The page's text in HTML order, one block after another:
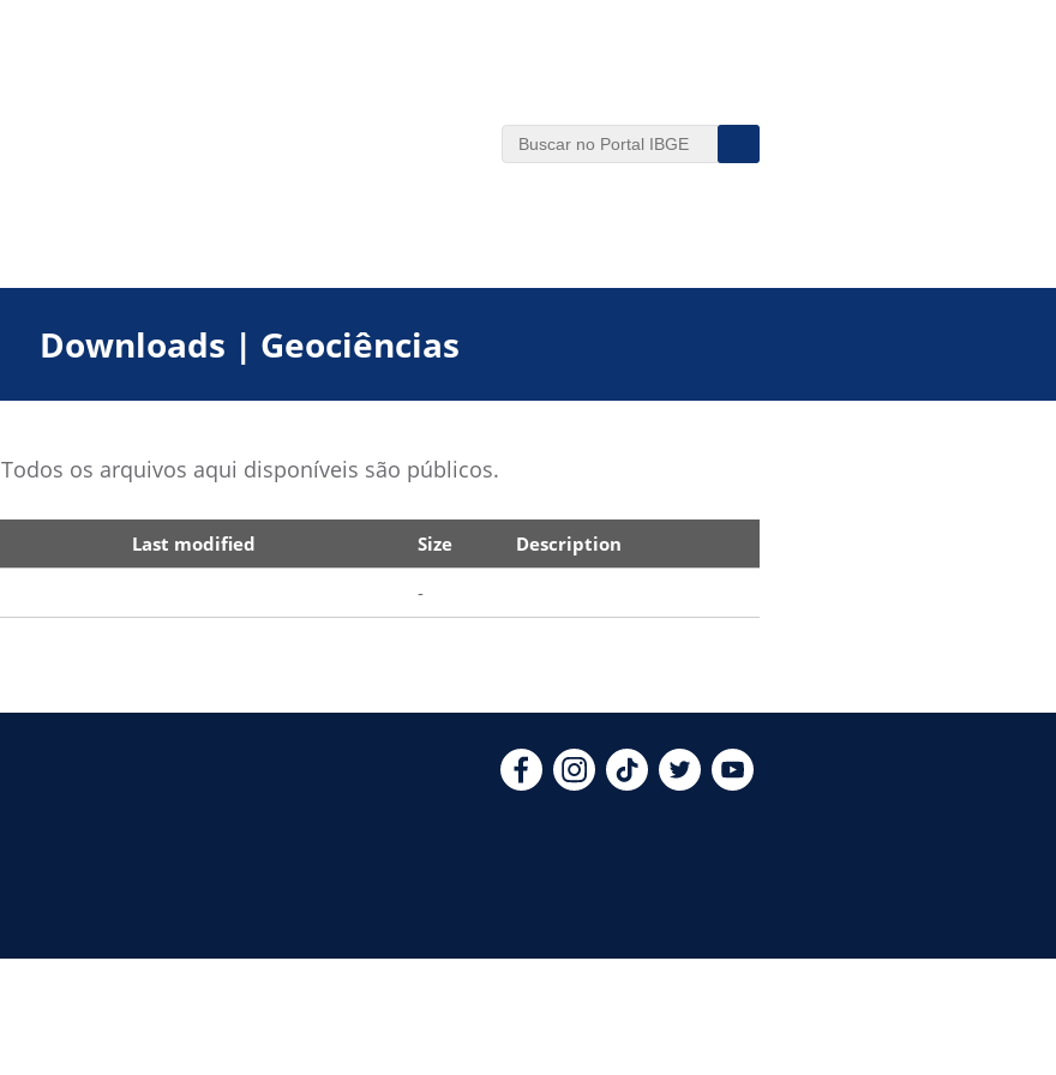
Downloads | Geociências
Todos os arquivos aqui disponíveis são públicos.
Last modified Size Description
-